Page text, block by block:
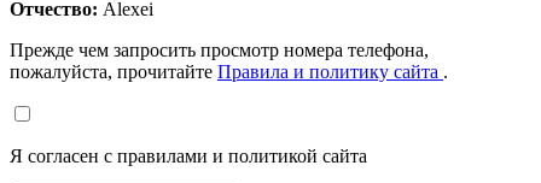
Отчество: Alexei
Прежде чем запросить просмотр номера телефона,
пожалуйста, прочитайте Правила и политику сайта .
Я согласен с правилами и политикой сайта